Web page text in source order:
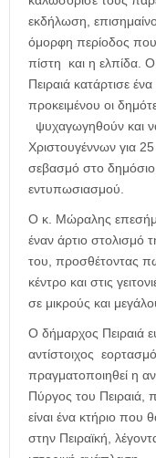
εκδήλωση,
όμορφη περίοδος
πίστη και η ελπίδα.
Πειραιά κατάρτισε
προκειμένου οι
ψυχαγωγηθούν και
Χριστουγέννων για
σεβασμό στο δημόσιο
εντυπωσιασμού.
Ο κ. Μώραλης
έναν άρτιο στολισμό
του, προσθέτοντας
κέντρο και στις
σε μικρούς και
Ο δήμαρχος Πειραιά
αντίστοιχος
πραγματοποιηθεί η
Πύργος του Πειραιά,
είναι ένα κτήριο που
στην Πειραϊκή,